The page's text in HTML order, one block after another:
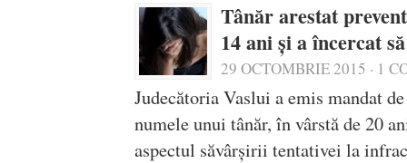
Tânăr arestat
14 ani și a încercat
29 OCTOMBRIE 2015 · 1
Judecătoria Vaslui a emis mandat
numele unui tânăr, în vârstă de 20
aspectul săvârșirii tentativei la